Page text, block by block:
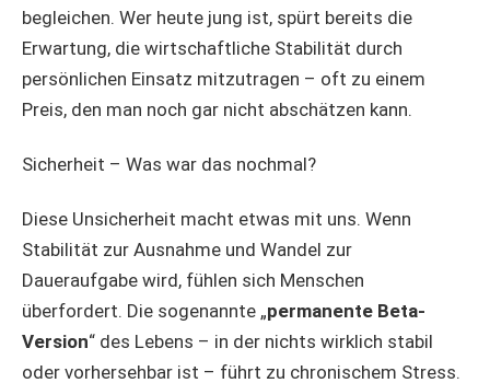
begleichen. Wer heute jung ist, spürt bereits die
Erwartung, die wirtschaftliche Stabilität durch
persönlichen Einsatz mitzutragen – oft zu einem
Preis, den man noch gar nicht abschätzen kann.
Sicherheit – Was war das nochmal?
Diese Unsicherheit macht etwas mit uns. Wenn
Stabilität zur Ausnahme und Wandel zur
Daueraufgabe wird, fühlen sich Menschen
überfordert. Die sogenannte „permanente Beta-
Version“ des Lebens – in der nichts wirklich stabil
oder vorhersehbar ist – führt zu chronischem Stress.